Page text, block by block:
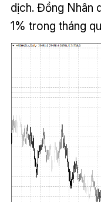
dịch. Đồng Nhân
1% trong tháng